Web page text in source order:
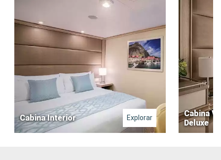
Cabina Interior Explorar
Cabina
Deluxe